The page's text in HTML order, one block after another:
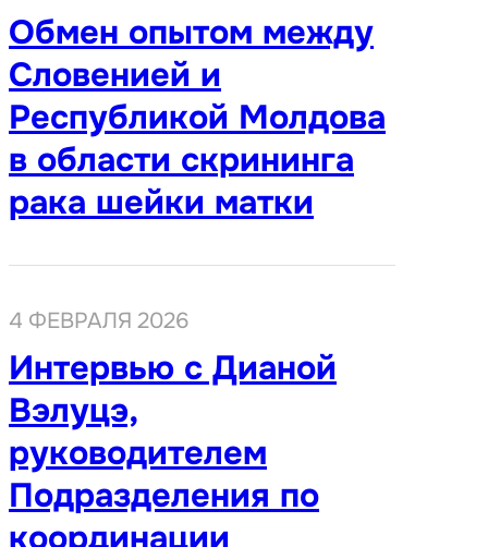
Обмен опытом между
Словенией и
Республикой Молдова
в области скрининга
рака шейки матки
4 ФЕВРАЛЯ 2026
Интервью с Дианой
Вэлуцэ,
руководителем
Подразделения по
координации